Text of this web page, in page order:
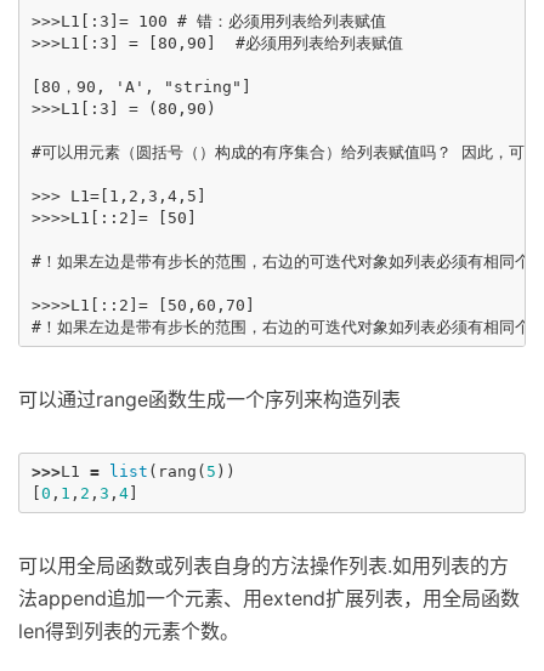
>>>L1[:3]= 100 # 错：必须用列表给列表赋值
>>>L1[:3] = [80,90]  #必须用列表给列表赋值
[80，90, 'A', "string"]
>>>L1[:3] = (80,90)
#可以用元素（圆括号（）构成的有序集合）给列表赋值吗？ 因此，可
>>> L1=[1,2,3,4,5]
>>>>L1[::2]= [50]
#！如果左边是带有步长的范围，右边的可迭代对象如列表必须有相同个
>>>>L1[::2]= [50,60,70]
可以通过range函数生成一个序列来构造列表
>>>L1 = list ( rang ( 5 ))
0 , 1 , 2 , 3 , 4
可以用全局函数或列表自身的方法操作列表.如用列表的方
法append追加一个元素、用extend扩展列表，用全局函数
len得到列表的元素个数。